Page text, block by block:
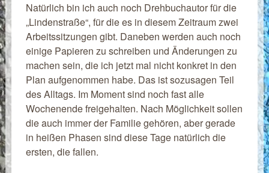
Natürlich bin ich auch noch Drehbuchautor für die
„Lindenstraße“, für die es in diesem Zeitraum zwei
Arbeitssitzungen gibt. Daneben werden auch noch
einige Papieren zu schreiben und Änderungen zu
machen sein, die ich jetzt mal nicht konkret in den
Plan aufgenommen habe. Das ist sozusagen Teil
des Alltags. Im Moment sind noch fast alle
Wochenende freigehalten. Nach Möglichkeit sollen
die auch immer der Familie gehören, aber gerade
in heißen Phasen sind diese Tage natürlich die
ersten, die fallen.